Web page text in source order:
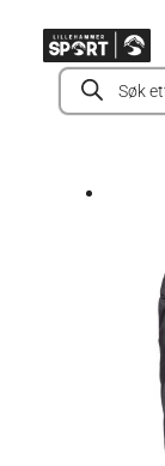
innholdProducts
search